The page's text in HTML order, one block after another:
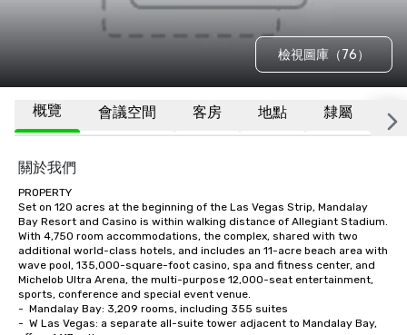
檢視圖庫（76）
概覽 會議空間 客房 地點 隸屬 更
關於我們
PROPERTY
Set on 120 acres at the beginning of the Las Vegas Strip, Mandalay
Bay Resort and Casino is within walking distance of Allegiant Stadium.
With 4,750 room accommodations, the complex, shared with two
additional world-class hotels, and includes an 11-acre beach area with
wave pool, 135,000-square-foot casino, spa and fitness center, and
Michelob Ultra Arena, the multi-purpose 12,000-seat entertainment,
sports, conference and special event venue.
-	Mandalay Bay: 3,209 rooms, including 355 suites
-	W Las Vegas: a separate all-suite tower adjacent to Mandalay Bay,